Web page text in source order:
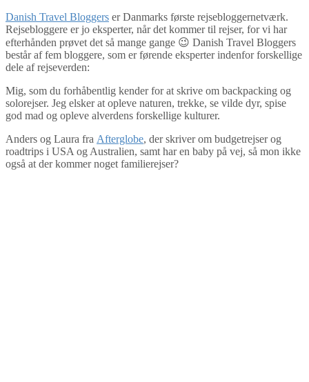
Danish Travel Bloggers er Danmarks første rejsebloggernetværk.
Rejsebloggere er jo eksperter, når det kommer til rejser, for vi har
efterhånden prøvet det så mange gange 😉 Danish Travel Bloggers
består af fem bloggere, som er førende eksperter indenfor forskellige
dele af rejseverden:
Mig, som du forhåbentlig kender for at skrive om backpacking og
solorejser. Jeg elsker at opleve naturen, trekke, se vilde dyr, spise
god mad og opleve alverdens forskellige kulturer.
Anders og Laura fra Afterglobe, der skriver om budgetrejser og
roadtrips i USA og Australien, samt har en baby på vej, så mon ikke
også at der kommer noget familierejser?